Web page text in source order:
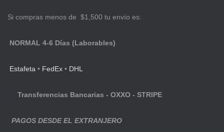
Si compras menos de $1,500 tu envío es:
NORMAL 4-6 Días (Laborables)
Estafeta • FedEx • DHL
Transferencias Bancarias - OXXO - STRIPE
PAGOS DESDE EL EXTRANJERO